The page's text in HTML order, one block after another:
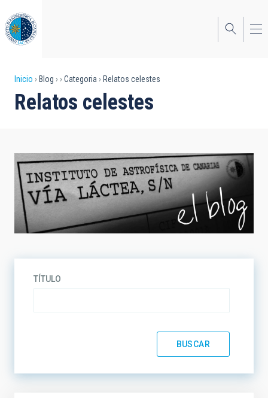
al
contenido
principal
Sobrescribir
enlaces
a
la
navegación
Inicio Blog Categoria Relatos celestes
Relatos celestes
TÍTULO